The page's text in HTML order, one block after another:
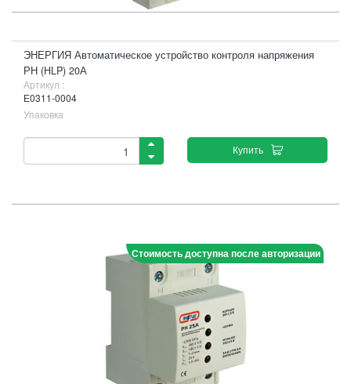
ЭНЕРГИЯ Автоматическое устройство контроля напряжения
РН (HLP) 20А
Артикул :
Е0311-0004
Упаковка
Купить
Стоимость доступна после авторизации